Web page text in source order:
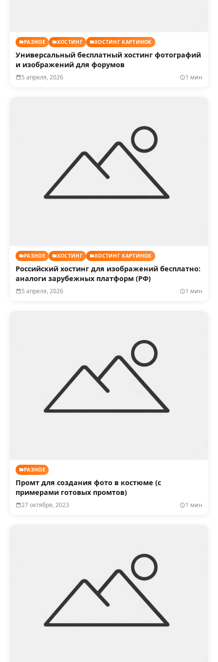
РАЗНОЕ ХОСТИНГ ХОСТИНГ КАРТИНОК
Универсальный бесплатный хостинг фотографий
и изображений для форумов
5 апреля, 2026 1 мин
РАЗНОЕ ХОСТИНГ ХОСТИНГ КАРТИНОК
Российский хостинг для изображений бесплатно:
аналоги зарубежных платформ (РФ)
5 апреля, 2026 1 мин
РАЗНОЕ
Промт для создания фото в костюме (с
примерами готовых промтов)
27 октября, 2023 1 мин